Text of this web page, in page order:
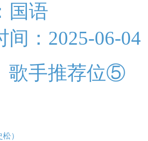
国语
： 2025-06-04
歌手推荐位⑤
）